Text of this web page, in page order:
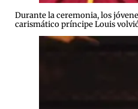
Durante la ceremonia, los
carismático príncipe Louis